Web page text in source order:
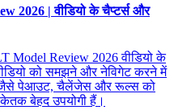
2026 | वीडियो के चैप्टर्स और
Model Review 2026 वीडियो के
को समझने और नेविगेट करने में
जैसे पेआउट, चैलेंजेस और रूल्स को
बेहद उपयोगी हैं।